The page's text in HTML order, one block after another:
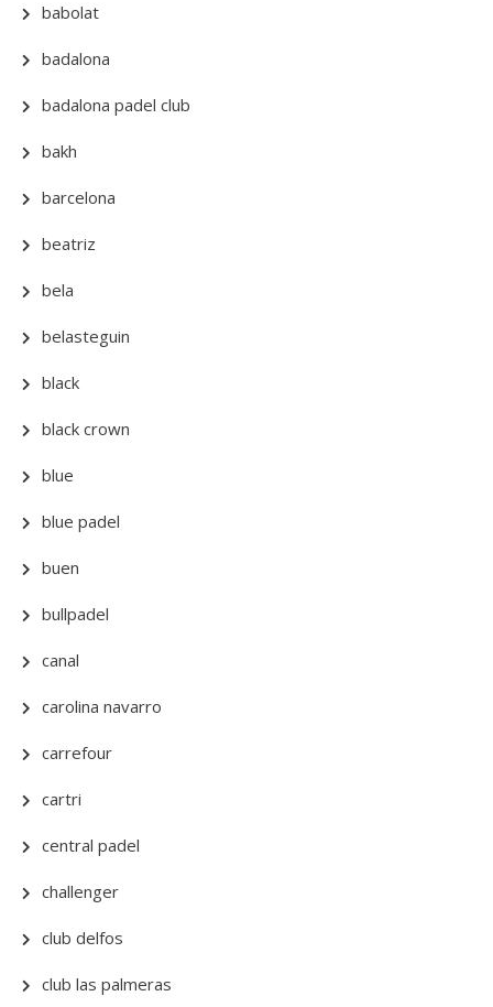
babolat
badalona
badalona padel club
bakh
barcelona
beatriz
bela
belasteguin
black
black crown
blue
blue padel
buen
bullpadel
canal
carolina navarro
carrefour
cartri
central padel
challenger
club delfos
club las palmeras